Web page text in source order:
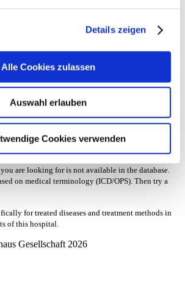
Details zeigen
Alle Cookies zulassen
Auswahl erlauben
Cookies verwenden
of the hospital
in this department? What treatment
offer?
text search.
are looking for is not available in the database.
on medical terminology (ICD/OPS). Then try a
for treated diseases and treatment methods in
of this hospital.
Gesellschaft 2026